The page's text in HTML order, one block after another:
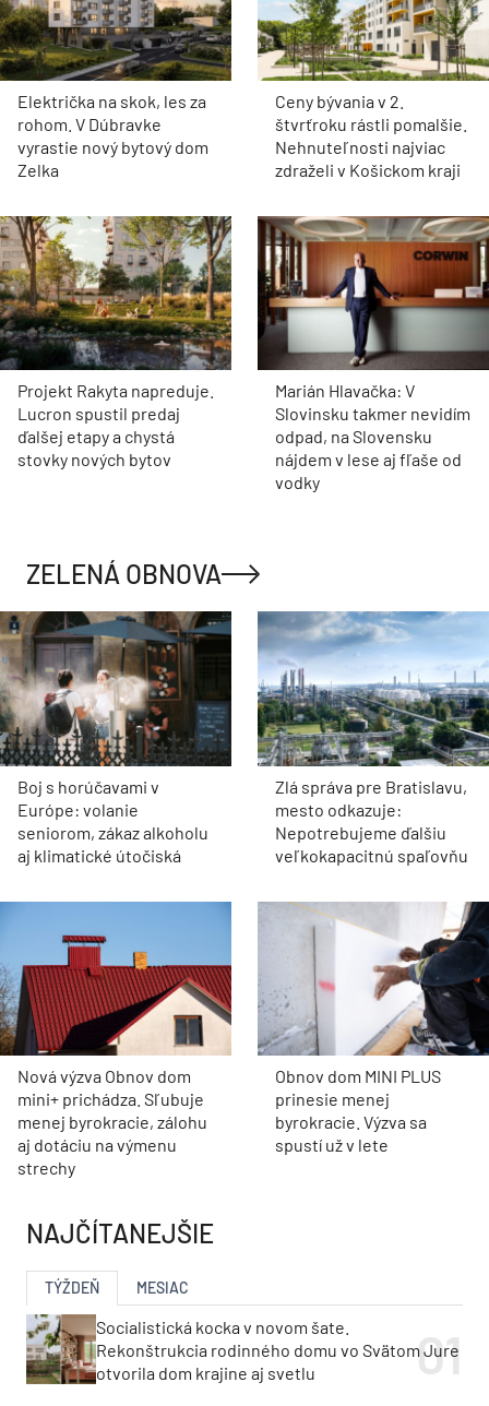
Električka na skok, les za
rohom. V Dúbravke
vyrastie nový bytový dom
Zelka
Ceny bývania v 2.
štvrťroku rástli pomalšie.
Nehnuteľnosti najviac
zdraželi v Košickom kraji
Projekt Rakyta napreduje.
Lucron spustil predaj
ďalšej etapy a chystá
stovky nových bytov
Marián Hlavačka: V
Slovinsku takmer nevidím
odpad, na Slovensku
nájdem v lese aj fľaše od
vodky
ZELENÁ OBNOVA
Boj s horúčavami v
Európe: volanie
seniorom, zákaz alkoholu
aj klimatické útočiská
Zlá správa pre Bratislavu,
mesto odkazuje:
Nepotrebujeme ďalšiu
veľkokapacitnú spaľovňu
Nová výzva Obnov dom
mini+ prichádza. Sľubuje
menej byrokracie, zálohu
aj dotáciu na výmenu
strechy
Obnov dom MINI PLUS
prinesie menej
byrokracie. Výzva sa
spustí už v lete
NAJČÍTANEJŠIE
TÝŽDEŇ MESIAC
Socialistická kocka v novom šate.
Rekonštrukcia rodinného domu vo Svätom Jure
otvorila dom krajine aj svetlu